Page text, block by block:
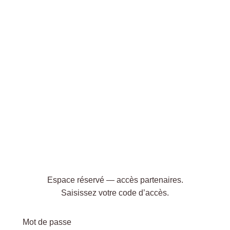
Espace réservé — accès partenaires.
Saisissez votre code d’accès.
Mot de passe